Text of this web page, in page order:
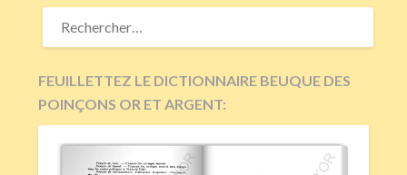
RECHERCHER :
FEUILLETTEZ LE DICTIONNAIRE BEUQUE DES
POINÇONS OR ET ARGENT: